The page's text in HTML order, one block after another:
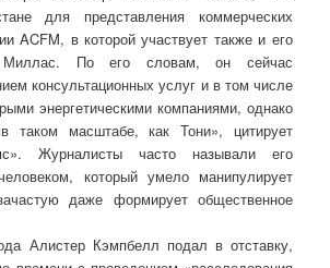
для представления коммерческих
ACFM, в которой участвует также и его
Миллас. По его словам, он сейчас
консультационных услуг и в том числе
энергетическими компаниями, однако
таком масштабе, как Тони», цитирует
Журналисты часто называли его
который умело манипулирует
даже формирует общественное
Алистер Кэмпбелл подал в отставку,